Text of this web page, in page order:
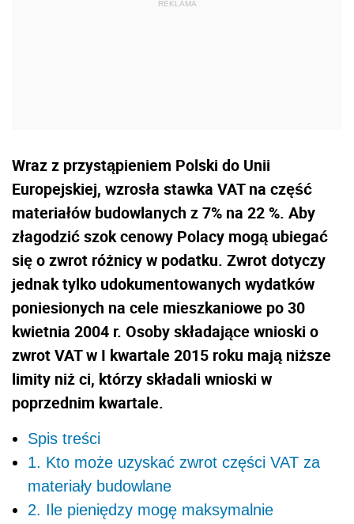
Wraz z przystąpieniem Polski do Unii
Europejskiej, wzrosła stawka VAT na część
materiałów budowlanych z 7% na 22 %. Aby
złagodzić szok cenowy Polacy mogą ubiegać
się o zwrot różnicy w podatku. Zwrot dotyczy
jednak tylko udokumentowanych wydatków
poniesionych na cele mieszkaniowe po 30
kwietnia 2004 r. Osoby składające wnioski o
zwrot VAT w I kwartale 2015 roku mają niższe
limity niż ci, którzy składali wnioski w
poprzednim kwartale.
Spis treści
1. Kto może uzyskać zwrot części VAT za
materiały budowlane
2. Ile pieniędzy mogę maksymalnie